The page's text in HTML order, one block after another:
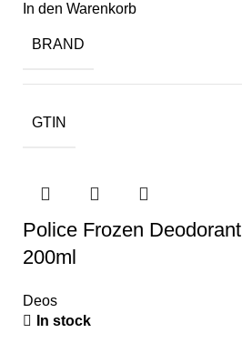
In den Warenkorb
BRAND
GTIN
Police Frozen
200ml
Deos
In stock